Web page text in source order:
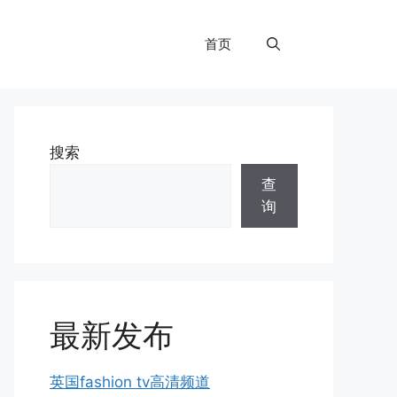
首页
搜索
查
询
最新发布
英国fashion tv高清频道